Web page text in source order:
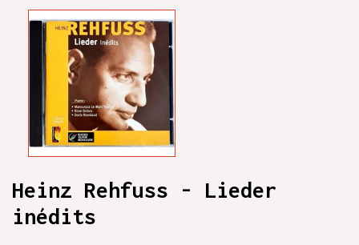
Heinz Rehfuss - Lieder
inédits